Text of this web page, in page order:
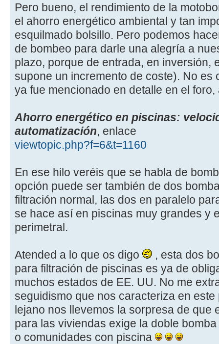
Pero bueno, el rendimiento de la
el ahorro energético ambiental y tan
esquilmado bolsillo. Pero podemos
de bombeo para darle una alegría a
plazo, porque de entrada, en inversión,
supone un incremento de coste). No es
ya fue mencionado en detalle en el
Ahorro energético en piscinas:
automatización, enlace
viewtopic.php?f=6&t=1160
En ese hilo veréis que se habla de
opción puede ser también de dos
filtración normal, las dos en paralelo
se hace así en piscinas muy grandes y
perimetral.
Atended a lo que os digo
, esta dos
para filtración de piscinas es ya de
muchos estados de EE. UU. No me
seguidismo que nos caracteriza en
lejano nos llevemos la sorpresa de que
para las viviendas exige la doble
o comunidades con piscina